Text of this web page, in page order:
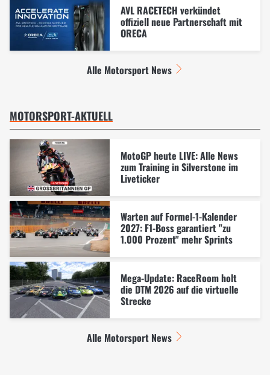
AVL RACETECH verkündet
offiziell neue Partnerschaft mit
ORECA
Alle Motorsport News
MOTORSPORT-AKTUELL
MotoGP heute LIVE: Alle News
zum Training in Silverstone im
Liveticker
Warten auf Formel-1-Kalender
2027: F1-Boss garantiert "zu
1.000 Prozent" mehr Sprints
Mega-Update: RaceRoom holt
die DTM 2026 auf die virtuelle
Strecke
Alle Motorsport News